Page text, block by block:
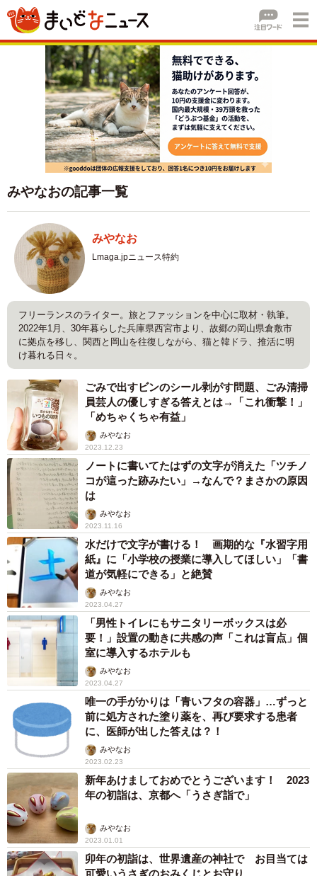
みやなおの記事一覧
みやなお
Lmaga.jpニュース特約
フリーランスのライター。旅とファッションを中心に取材・執筆。
2022年1月、30年暮らした兵庫県西宮市より、故郷の岡山県倉敷市
に拠点を移し、関西と岡山を往復しながら、猫と韓ドラ、推活に明
け暮れる日々。
ごみで出すビンのシール剥がす問題、ごみ清掃
員芸人の優しすぎる答えとは→「これ衝撃！」
「めちゃくちゃ有益」
みやなお
2023.12.23
ノートに書いてたはずの文字が消えた「ツチノ
コが這った跡みたい」→なんで？まさかの原因
は
みやなお
2023.11.16
水だけで文字が書ける！ 画期的な『水習字用
紙』に「小学校の授業に導入してほしい」「書
道が気軽にできる」と絶賛
みやなお
2023.04.27
「男性トイレにもサニタリーボックスは必
要！」設置の動きに共感の声「これは盲点」個
室に導入するホテルも
みやなお
2023.04.27
唯一の手がかりは「青いフタの容器」…ずっと
前に処方された塗り薬を、再び要求する患者
に、医師が出した答えは？！
みやなお
2023.02.23
新年あけましておめでとうございます！ 2023
年の初詣は、京都へ「うさぎ詣で」
みやなお
2023.01.01
卯年の初詣は、世界遺産の神社で お目当ては
可愛いうさぎのおみくじとお守り